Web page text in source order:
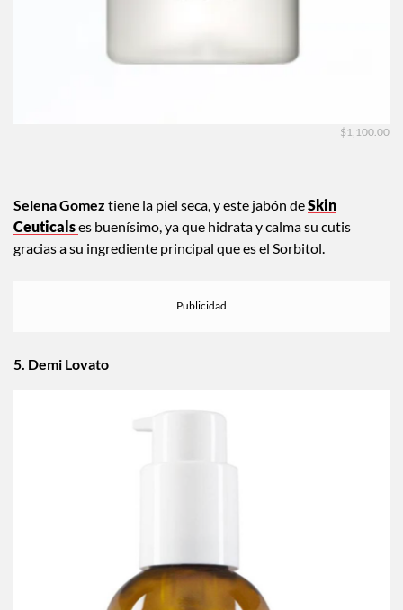
$1,100.00
Selena Gomez tiene la piel seca, y este jabón deSkin
Ceuticalses buenísimo, ya que hidrata y calma su cutis
gracias a su ingrediente principal que es el Sorbitol.
5. Demi Lovato